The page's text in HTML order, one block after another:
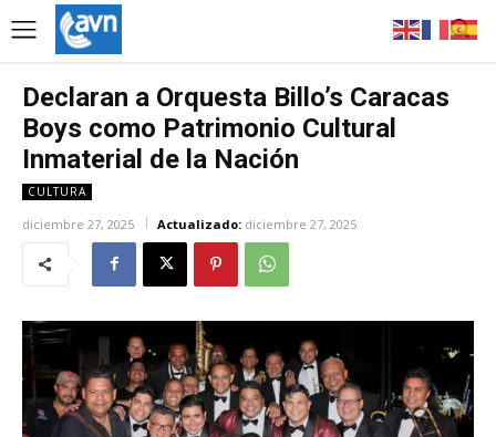
Declaran a Orquesta Billo’s Caracas
Boys como Patrimonio Cultural
Inmaterial de la Nación
CULTURA
diciembre 27, 2025 Actualizado: diciembre 27, 2025